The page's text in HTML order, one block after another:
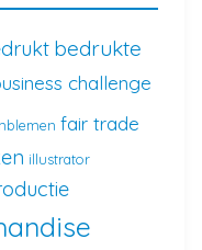
bedrukte
challenge
fair trade
illustrator